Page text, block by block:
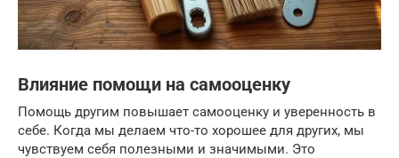
Влияние помощи на самооценку
Помощь другим повышает самооценку и уверенность в
себе. Когда мы делаем что-то хорошее для других, мы
чувствуем себя полезными и значимыми. Это